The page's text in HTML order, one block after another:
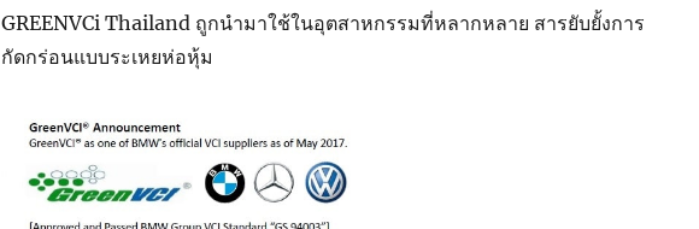
GREENVCi Thailand ถูกนำมาใช้ในอุตสาหกรรมที่หลากหลาย สารยับยั้งการ
กัดกร่อนแบบระเหยห่อหุ้ม